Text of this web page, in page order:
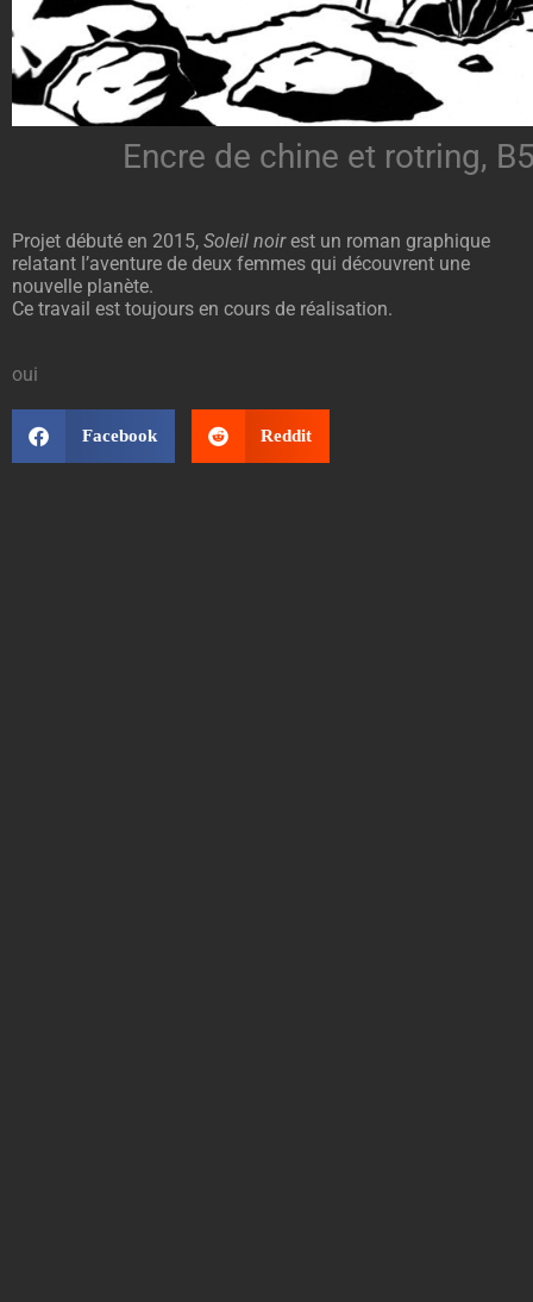
Encre de chine et rotring,
Projet débuté en 2015, Soleil noirest un roman graphique
relatant l’aventure de deux femmes qui découvrent une
nouvelle planète.
Ce travail est toujours en cours de réalisation.
oui
Facebook Reddit